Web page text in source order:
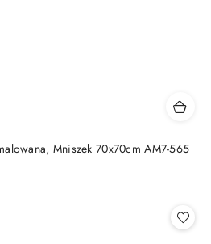
Mniszek 70x70cm AM7-565